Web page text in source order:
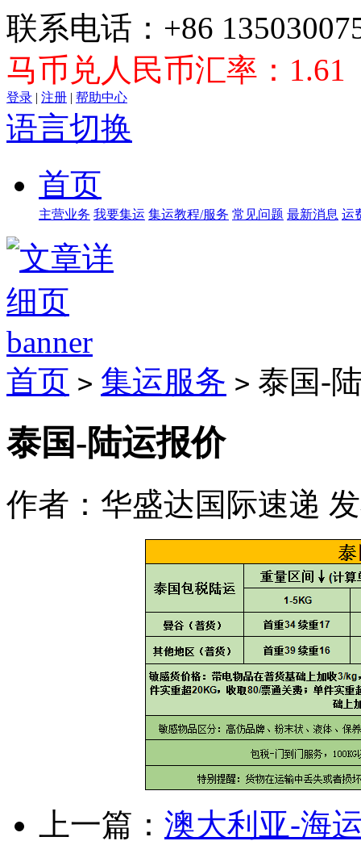
联系电话：+86
马币兑人民币汇率：1.61
登录 | 注册 | 帮助中心
语言切换
首页
主营业务 我要集运 集运教程/服务 常见问题 最新消息 运
首页 > 集运服务 > 泰国-
泰国-陆运报价
作者：华盛达国际速递
上一篇： 澳大利亚-海